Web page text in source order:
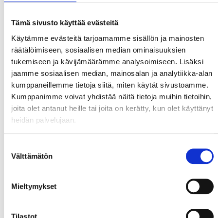
Tämä sivusto käyttää evästeitä
Käytämme evästeitä tarjoamamme sisällön ja mainosten
räätälöimiseen, sosiaalisen median ominaisuuksien
tukemiseen ja kävijämäärämme analysoimiseen. Lisäksi
jaamme sosiaalisen median, mainosalan ja analytiikka-alan
kumppaneillemme tietoja siitä, miten käytät sivustoamme.
Kumppanimme voivat yhdistää näitä tietoja muihin tietoihin,
joita olet antanut heille tai joita on kerätty, kun olet käyttänyt
heidän palvelujaan.
valinta
Välttämätön
Mieltymykset
Yli 30 vuoden kokemuksella
Ilmainen toimitus yli 200 € tilauksille!(max 32kg
paketeille)
Katso lisää rahoitusleasing etuja